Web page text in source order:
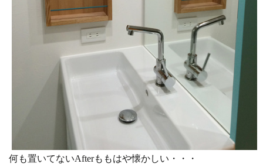
何も置いてないAfterももはや懐かしい・・・